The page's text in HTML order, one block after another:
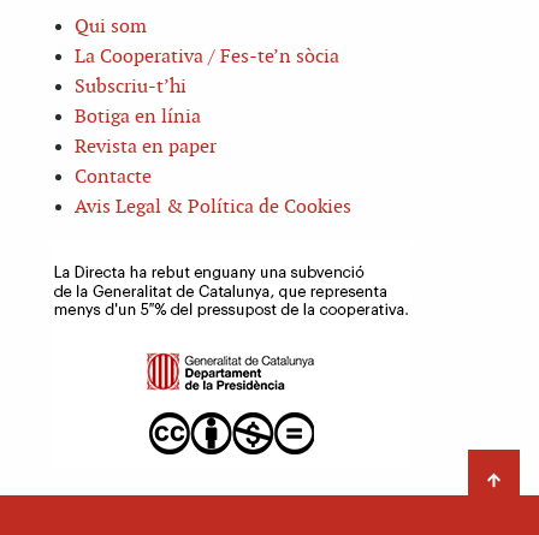
Qui som
La Cooperativa / Fes-te’n sòcia
Subscriu-t’hi
Botiga en línia
Revista en paper
Contacte
Avis Legal & Política de Cookies